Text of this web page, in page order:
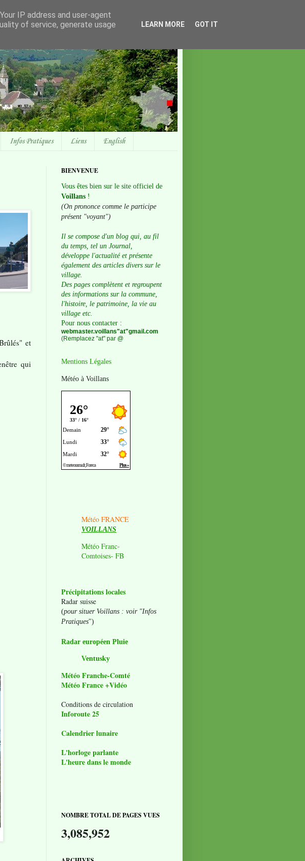
Infos Pratiques Liens English
et
qui
BIENVENUE
Vous êtes bien sur le site officiel de
Voillans !
(On prononce comme le participe
présent "voyant")
Il se compose d'un blog qui, au fil
du temps, tel un Journal,
développe l'actualité et présente
également des articles divers sur le
village.
Des pages complètent et regroupent
des informations sur la commune,
l'histoire, le patrimoine, la vie au
village etc.
Pour nous contacter :
webmaster.voillans"at"gmail.com
(Remplacez "at" par @
Mentions Légales
Météo à Voillans
Météo FRANCE
VOILLANS
Météo Franc-
Comtoises- FB
Précipitations locales
Radar suisse
(pour situer Voillans : voir "Infos
Pratiques")
Radar européen Pluie
Ventusky
Météo Franche-Comté
Météo France +Vidéo
Conditions de circulation
Inforoute 25
Calendrier lunaire
L'horloge parlante
L'heure dans le monde
NOMBRE TOTAL DE PAGES VUES
3,085,952
IP address and user-agent
of service, generate usage
LEARN MORE GOT IT